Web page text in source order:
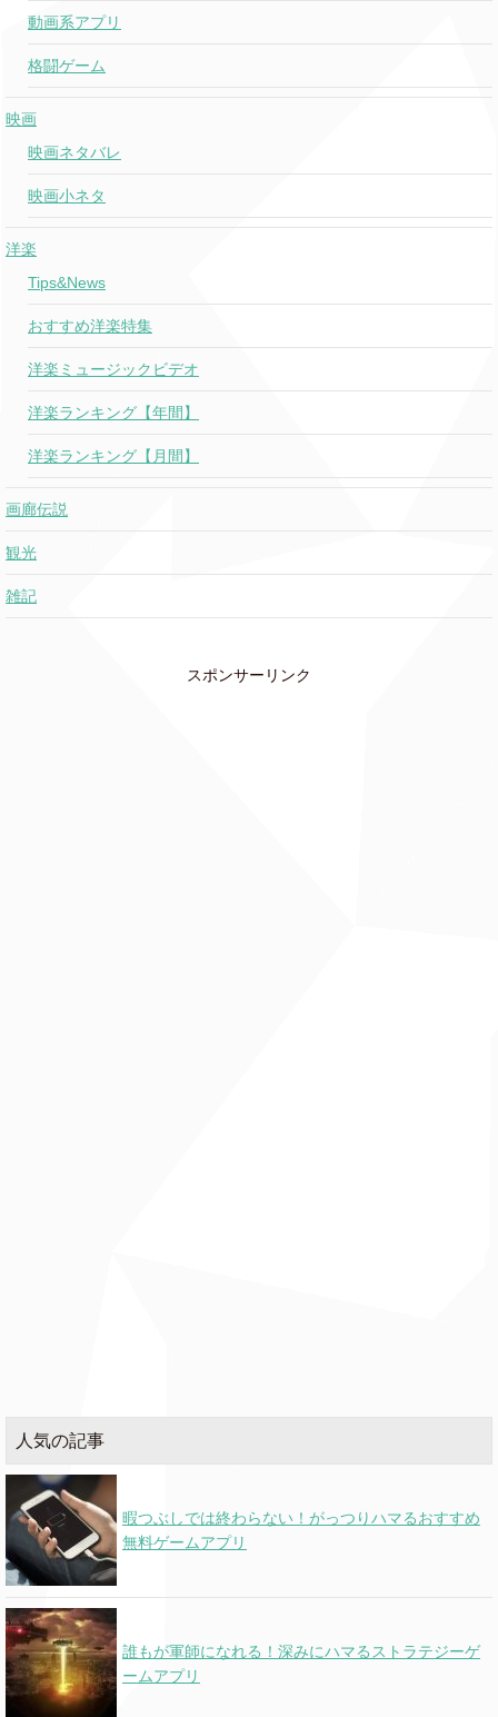
動画系アプリ
格闘ゲーム
映画
映画ネタバレ
映画小ネタ
洋楽
Tips&News
おすすめ洋楽特集
洋楽ミュージックビデオ
洋楽ランキング【年間】
洋楽ランキング【月間】
画廊伝説
観光
雑記
スポンサーリンク
人気の記事
暇つぶしでは終わらない！がっつりハマるおすすめ
無料ゲームアプリ
誰もが軍師になれる！深みにハマるストラテジーゲ
ームアプリ